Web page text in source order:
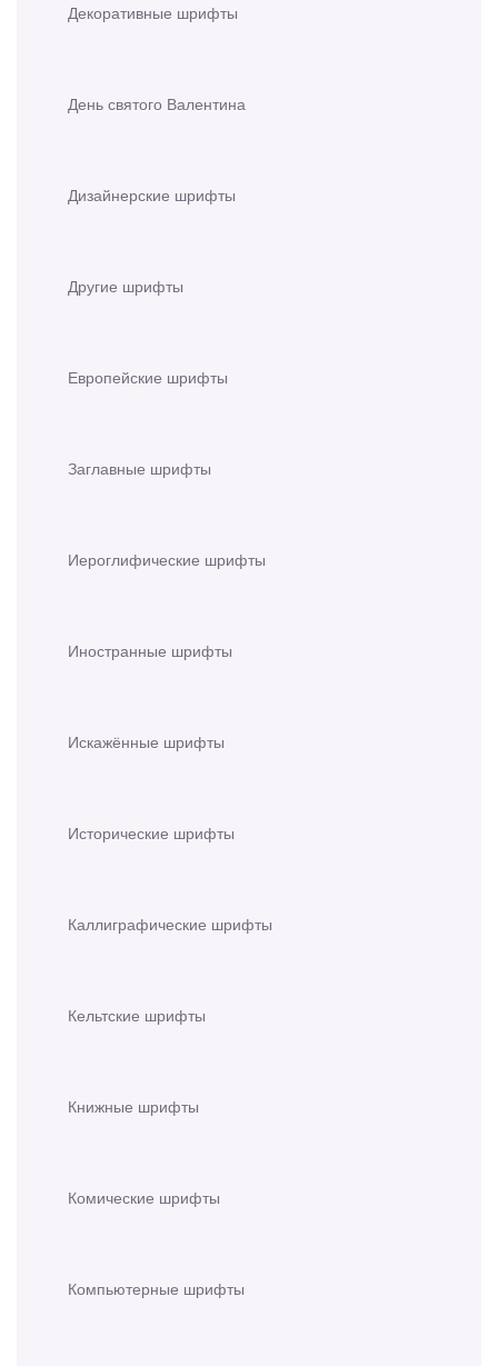
Декоративные шрифты
День святого Валентина
Дизайнерские шрифты
Другие шрифты
Европейские шрифты
Заглавные шрифты
Иероглифические шрифты
Иностранные шрифты
Искажённые шрифты
Исторические шрифты
Каллиграфические шрифты
Кельтские шрифты
Книжные шрифты
Комические шрифты
Компьютерные шрифты